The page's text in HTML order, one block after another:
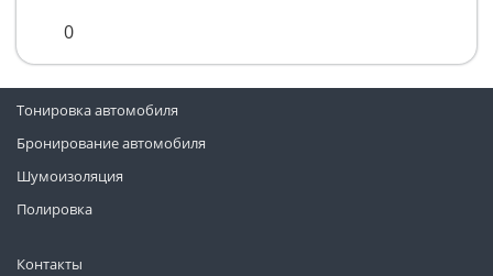
0
Контакты
Тонировка автомобиля
Бронирование автомобиля
Шумоизоляция
Полировка